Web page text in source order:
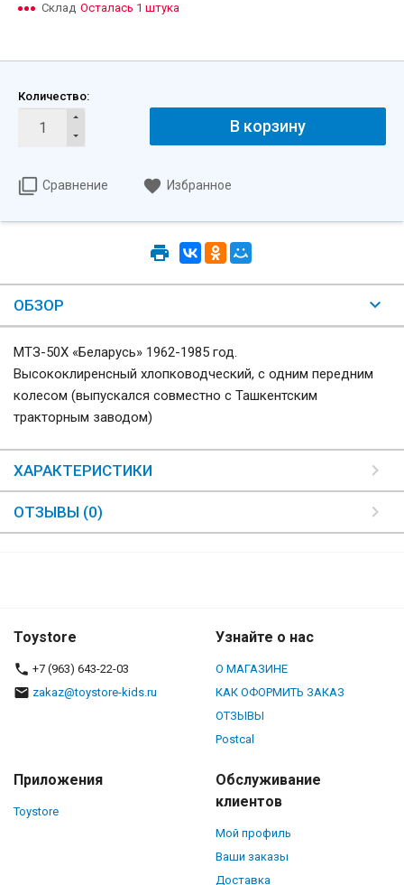
Склад Осталась 1 штука
Количество:
В корзину
Сравнение Избранное
ОБЗОР
МТЗ-50Х «Беларусь» 1962-1985 год.
Высококлиренсный хлопководческий, с одним передним
колесом (выпускался совместно с Ташкентским
тракторным заводом)
ХАРАКТЕРИСТИКИ
ОТЗЫВЫ (0)
Toystore
+7 (963) 643-22-03
zakaz@toystore-kids.ru
Узнайте о нас
О МАГАЗИНЕ
КАК ОФОРМИТЬ ЗАКАЗ
ОТЗЫВЫ
Postcal
Приложения
Toystore
Обслуживание
клиентов
Мой профиль
Ваши заказы
Доставка